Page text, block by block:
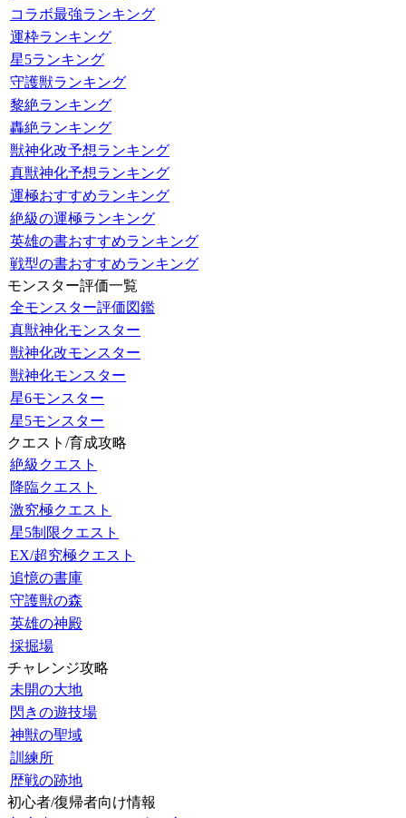
コラボ最強ランキング
運枠ランキング
星5ランキング
守護獣ランキング
黎絶ランキング
轟絶ランキング
獣神化改予想ランキング
真獣神化予想ランキング
運極おすすめランキング
絶級の運極ランキング
英雄の書おすすめランキング
戦型の書おすすめランキング
モンスター評価一覧
全モンスター評価図鑑
真獣神化モンスター
獣神化改モンスター
獣神化モンスター
星6モンスター
星5モンスター
クエスト/育成攻略
絶級クエスト
降臨クエスト
激究極クエスト
星5制限クエスト
EX/超究極クエスト
追憶の書庫
守護獣の森
英雄の神殿
採掘場
チャレンジ攻略
未開の大地
閃きの遊技場
神獣の聖域
訓練所
歴戦の跡地
初心者/復帰者向け情報